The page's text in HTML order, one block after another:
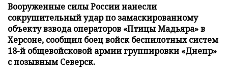
Вооруженные силы России нанесли
сокрушительный удар по замаскированному
объекту взвода операторов «Птицы Мадьяра» в
Херсоне, сообщил боец войск беспилотных систем
18-й общевойсковой армии группировки «Днепр»
с позывным Северск.